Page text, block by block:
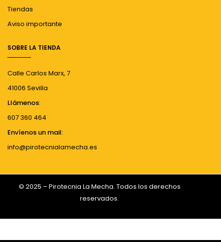
Tiendas
Aviso importante
SOBRE LA TIENDA
Calle Carlos Marx, 7
41006 Sevilla
Llámenos:
607 360 464
Envíenos un mail:
info@pirotecnialamecha.es
© 2025 – Pirotecnia La Mecha. Todos los derechos
reservados.